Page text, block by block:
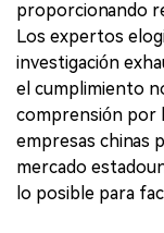
proporcionando
Los expertos
investigación
el cumplimiento
comprensión por
empresas chinas
mercado
lo posible para